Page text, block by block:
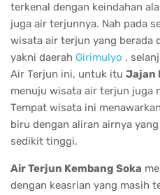
terkenal dengan keindahan
juga air terjunnya. Nah pada
wisata air terjun yang berada
yakni daerah Girimulyo ,
Air Terjun ini, untuk itu Jajan
menuju wisata air terjun juga
Tempat wisata ini
biru dengan aliran airnya
sedikit tinggi.
Air Terjun Kembang Soka
dengan keasrian yang masih